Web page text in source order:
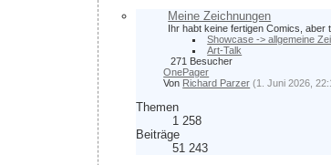
Meine Zeichnungen
Ihr habt keine fertigen Comics, aber
Showcase -> allgemeine
Art-Talk
271 Besucher
OnePager
Von Richard Parzer (1. Juni 2026,
Themen
1 258
Beiträge
51 243